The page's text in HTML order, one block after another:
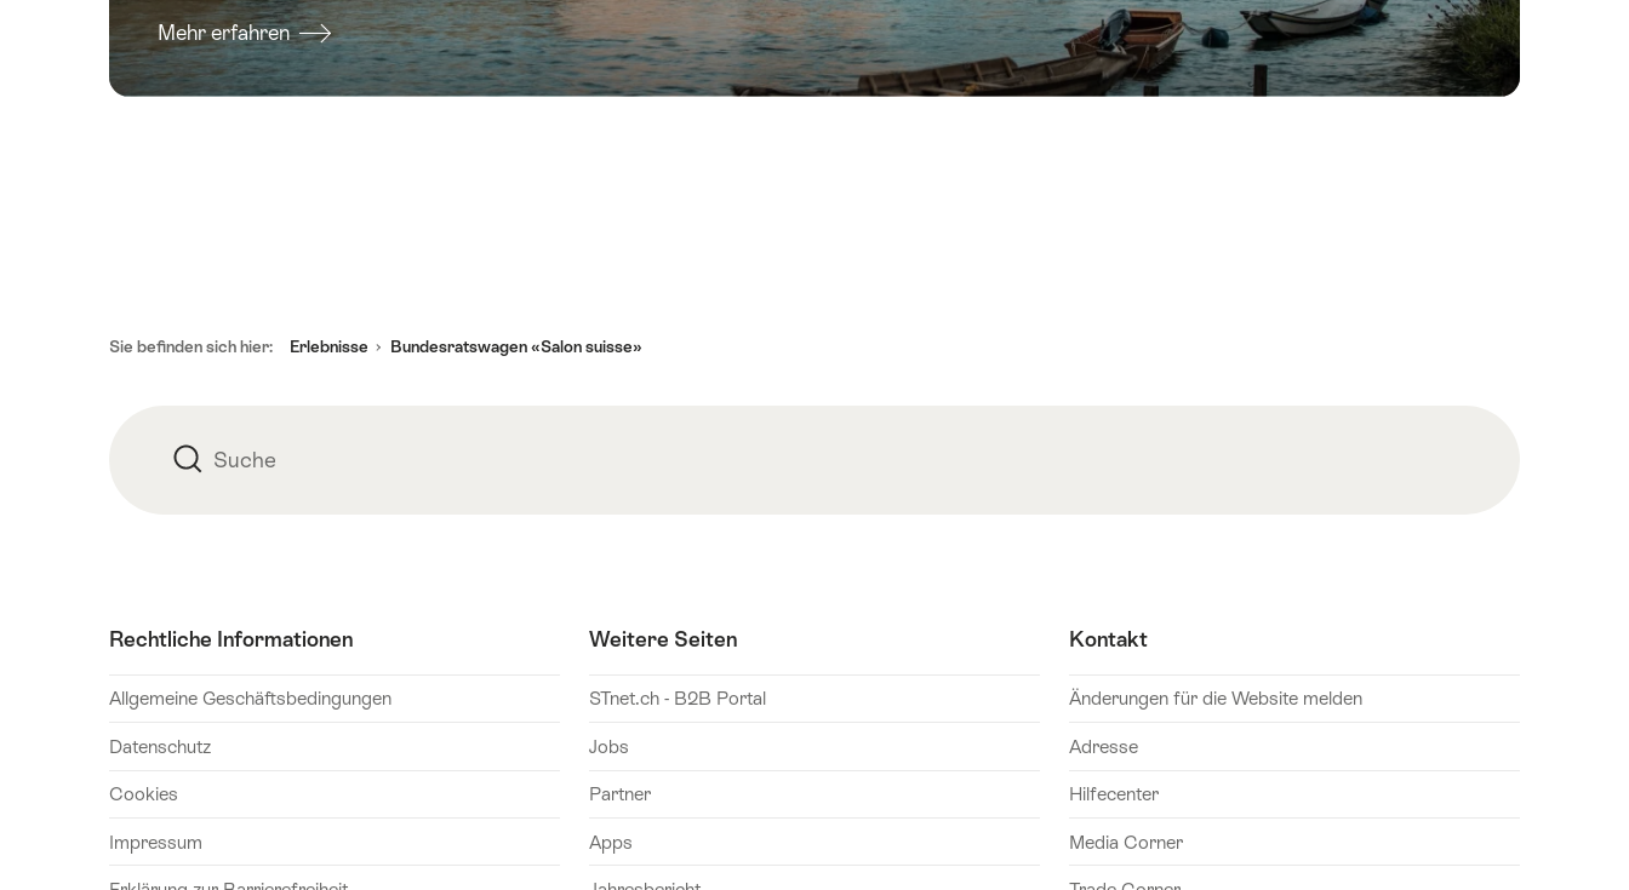
Mehr erfahren
Sie befinden sich hier: Erlebnisse Bundesratswagen «Salon suisse»
Suche Suche
Rechtliche Informationen
Allgemeine Geschäftsbedingungen
Datenschutz
Cookies
Impressum
Weitere Seiten
STnet.ch - B2B Portal
Jobs
Partner
Apps
Kontakt
Änderungen für die Website melden
Adresse
Hilfecenter
Media Corner